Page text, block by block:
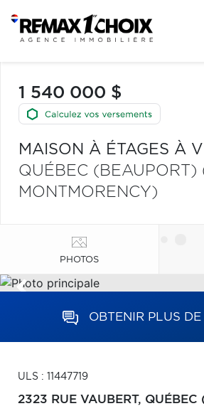
1 540 000 $
MAISON À ÉTAGES À
QUÉBEC (BEAUPORT)
MONTMORENCY)
PHOTOS
OBTENIR PLUS DE
ULS : 11447719
2323 RUE VAUBERT, QUÉBEC